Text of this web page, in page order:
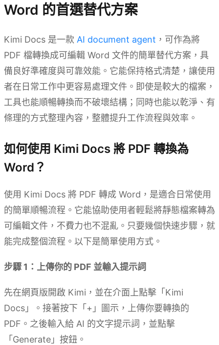
Word 的首選替代方案
Kimi Docs 是一款 AI document agent ，可作為將
PDF 檔轉換成可編輯 Word 文件的簡單替代方案，具
備良好準確度與可靠效能。它能保持格式清楚，讓使用
者在日常工作中更容易處理文件。即使是較大的檔案，
工具也能順暢轉換而不破壞結構；同時也能以乾淨、有
條理的方式整理內容，整體提升工作流程與效率。
如何使用 Kimi Docs 將 PDF 轉換為
Word？
使用 Kimi Docs 將 PDF 轉成 Word，是適合日常使用
的簡單順暢流程。它能協助使用者輕鬆將靜態檔案轉為
可編輯文件，不費力也不混亂。只要幾個快速步驟，就
能完成整個流程。以下是簡單使用方式。
步驟 1：上傳你的 PDF 並輸入提示詞
先在網頁版開啟 Kimi，並在介面上點擊「Kimi
Docs」。接著按下「+」圖示，上傳你要轉換的
PDF。之後輸入給 AI 的文字提示詞，並點擊
「Generate」按鈕。